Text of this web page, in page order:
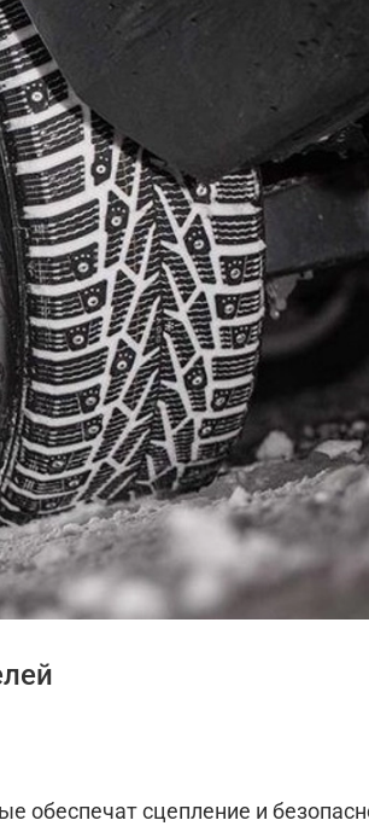
обеспечат сцепление и